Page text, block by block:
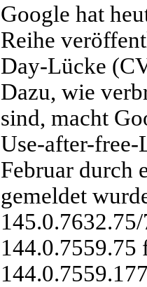
Google hat
Reihe
Day-Lücke
Dazu, wie
sind, macht
Use-after-free-
Februar durch
gemeldet
144.0.7559.75